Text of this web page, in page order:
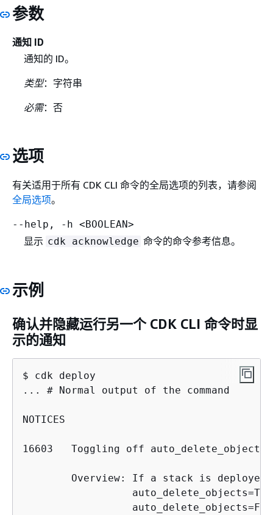
参数
通知 ID
通知的 ID。
类型：字符串
必需：否
选项
有关适用于所有 CDK CLI 命令的全局选项的列表，请参阅
全局选项。
--help, -h <BOOLEAN>
显示 cdk acknowledge 命令的命令参考信息。
示例
确认并隐藏运行另一个 CDK CLI 命令时显
示的通知
$ cdk deploy
... # Normal output of the command
NOTICES
16603   Toggling off
Overview: If a stack is deployed